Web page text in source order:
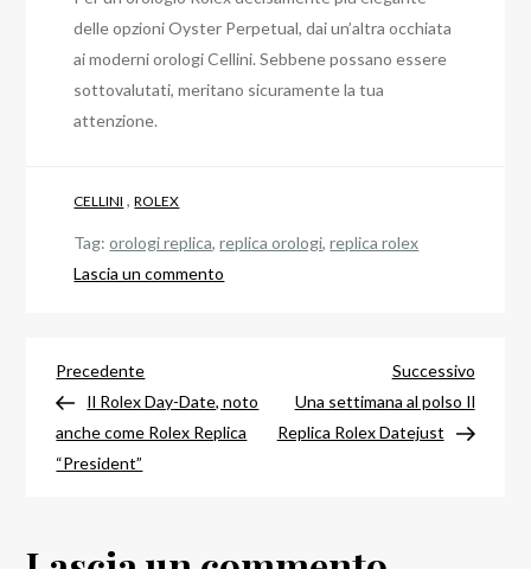
delle opzioni Oyster Perpetual, dai un’altra occhiata
ai moderni orologi Cellini. Sebbene possano essere
sottovalutati, meritano sicuramente la tua
attenzione.
CELLINI ,ROLEX
Tag:orologi replica,replica orologi,replica rolex
Lascia un commento
Replica
Rolex
Navigazione
articoli
Articolo
precedente
Precedente
Il Rolex Day-Date, noto
anche come Rolex Replica
“President”
Successivo
Una settimana al polso Il
Replica Rolex Datejust